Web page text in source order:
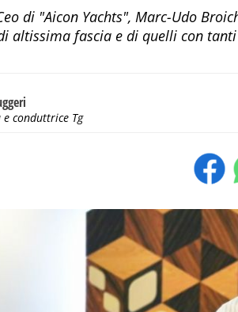
di "Aicon Yachts", Marc-Udo
altissima fascia e di quelli con
conduttrice Tg